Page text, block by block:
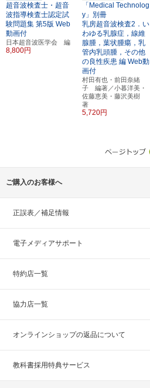
超音波検査士・超音
波指導検査士認定試
験問題集 第5版 Web
動画付
日本超音波医学会 編
8,800円
「Medical Technolog
y」別冊
乳房超音波検査2．い
わゆる乳腺症，線維
腺腫，葉状腫瘍，乳
管内乳頭腫，その他
の良性疾患 編 Web動
画付
村田有也・前田奈緒
子 編著／小暮洋美・
佐藤恵美・藤沢美樹
著
5,720円
ご購入のお客様へ
正誤表／補足情報
電子メディアサポート
特約店一覧
協力店一覧
オンラインショップの返品について
教科書採用特典サービス